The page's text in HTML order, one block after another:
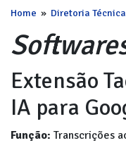
Home » Diretoria
Extensão
IA para
Função: Transcrições